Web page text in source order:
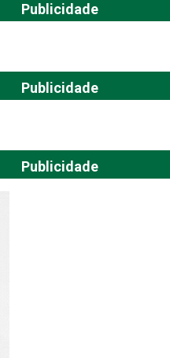
Publicidade
Publicidade
Publicidade